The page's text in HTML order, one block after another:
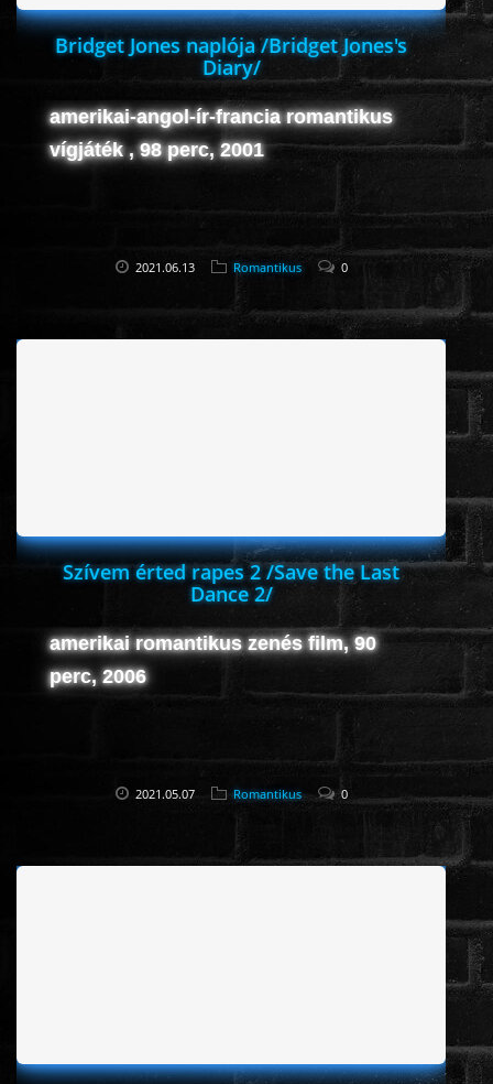
Bridget Jones naplója /Bridget Jones's
Diary/
amerikai-angol-ír-francia romantikus
vígjáték , 98 perc, 2001
2021.06.13 Romantikus 0
Szívem érted rapes 2 /Save the Last
Dance 2/
amerikai romantikus zenés film, 90
perc, 2006
2021.05.07 Romantikus 0